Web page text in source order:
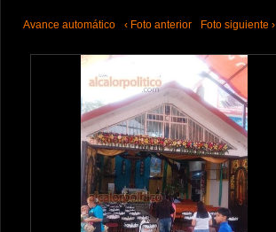
Avance automático ‹ Foto anterior Foto siguiente ›